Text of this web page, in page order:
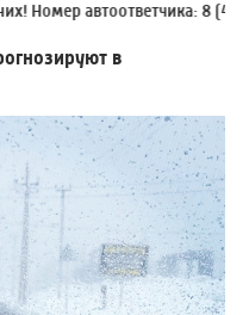
автоответчика:8 (4932)
в